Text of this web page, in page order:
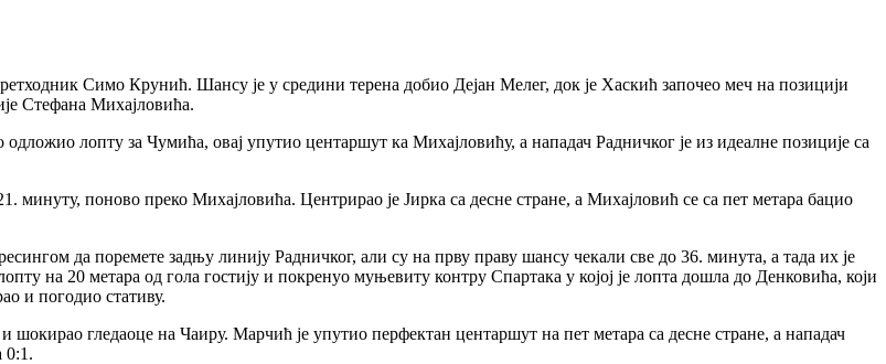
Симо Крунић. Шансу је у средини терена добио Дејан Мелег, док је Хаскић започео меч на позицији
Стефана Михајловића.
лопту за Чумића, овај упутио центаршут ка Михајловићу, а нападач Радничког је из идеалне позиције са
поново преко Михајловића. Центрирао је Јирка са десне стране, а Михајловић се са пет метара бацио
да поремете задњу линију Радничког, али су на прву праву шансу чекали све до 36. минута, а тада их је
на 20 метара од гола гостију и покренуо муњевиту контру Спартака у којој је лопта дошла до Денковића, који
и погодио стативу.
шокирао гледаоце на Чаиру. Марчић је упутио перфектан центаршут на пет метара са десне стране, а нападач
0:1.